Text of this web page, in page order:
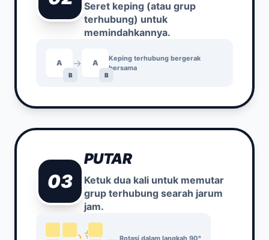
Seret keping (atau grup
terhubung) untuk
memindahkannya.
A
B
→ A
B
Keping terhubung bergerak
bersama
03
PUTAR
Ketuk dua kali untuk memutar
grup terhubung searah jarum
jam.
Rotasi dalam langkah 90°